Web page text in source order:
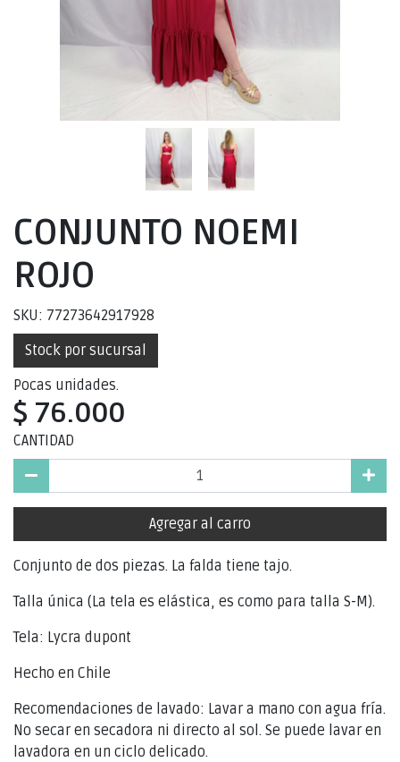
CONJUNTO NOEMI
ROJO
SKU: 77273642917928
Stock por sucursal
Pocas unidades.
$ 76.000
CANTIDAD
Agregar al carro
Conjunto de dos piezas. La falda tiene tajo.
Talla única (La tela es elástica, es como para talla S-M).
Tela: Lycra dupont
Hecho en Chile
Recomendaciones de lavado: Lavar a mano con agua fría.
No secar en secadora ni directo al sol. Se puede lavar en
lavadora en un ciclo delicado.